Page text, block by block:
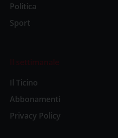
Politica
Sport
Il settimanale
Il Ticino
Abbonamenti
Privacy Policy